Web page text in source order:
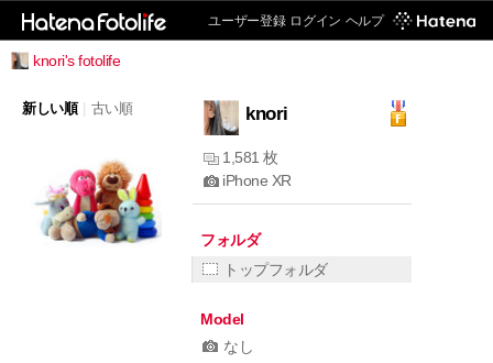
ユーザー登録 ログイン ヘルプ
knori's fotolife
新しい順 古い順 knori
1,581 枚
iPhone XR
フォルダ
トップフォルダ
Model
なし